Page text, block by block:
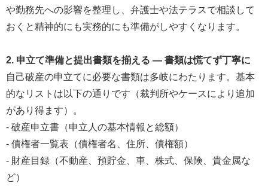
や勤務先への影響を整理し、弁護士や法テラスで相談して
おくと精神的にも実務的にも準備がしやすくなります。
2. 申立て準備と提出書類を揃える ― 書類は慌てず丁寧に
自己破産の申立てに必要な書類は多岐にわたります。基本
的なリストは以下の通りです（裁判所やケースにより追加
があり得ます）。
- 破産申立書（申立人の基本情報と総額）
- 債権者一覧表（債権者名、住所、債権額）
- 財産目録（不動産、預貯金、車、株式、保険、貴金属な
ど）